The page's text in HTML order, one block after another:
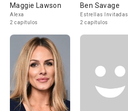
Maggie Lawson
Alexa
2 capítulos
Ben Savage
Estrellas Invitadas
2 capítulos